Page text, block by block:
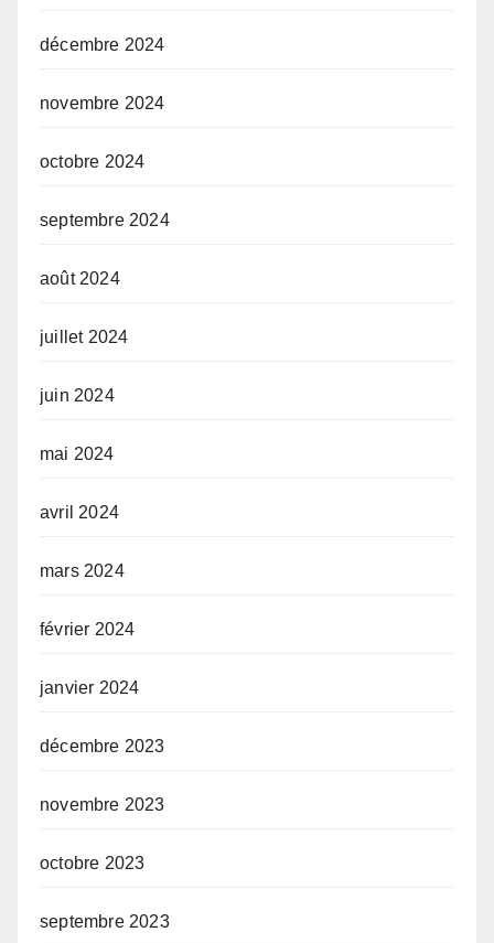
décembre 2024
novembre 2024
octobre 2024
septembre 2024
août 2024
juillet 2024
juin 2024
mai 2024
avril 2024
mars 2024
février 2024
janvier 2024
décembre 2023
novembre 2023
octobre 2023
septembre 2023